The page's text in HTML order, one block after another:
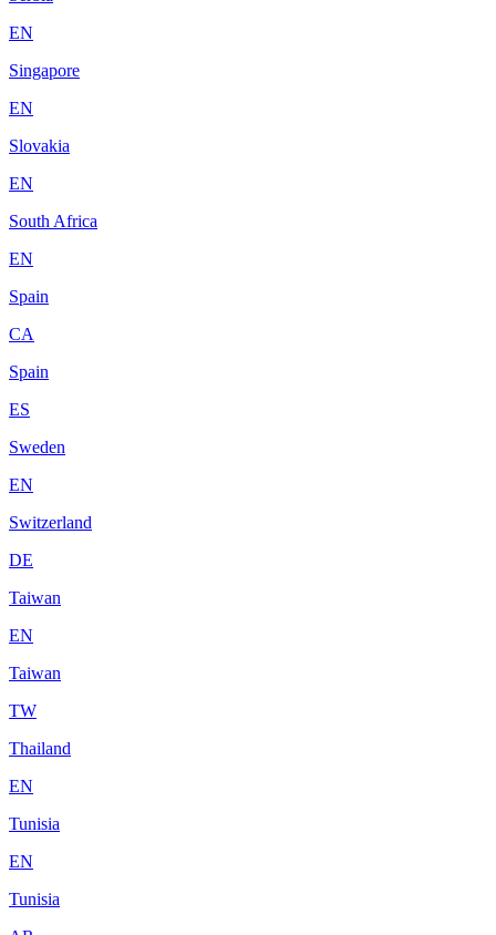
EN
Singapore
EN
Slovakia
EN
South Africa
EN
Spain
CA
Spain
ES
Sweden
EN
Switzerland
DE
Taiwan
EN
Taiwan
TW
Thailand
EN
Tunisia
EN
Tunisia